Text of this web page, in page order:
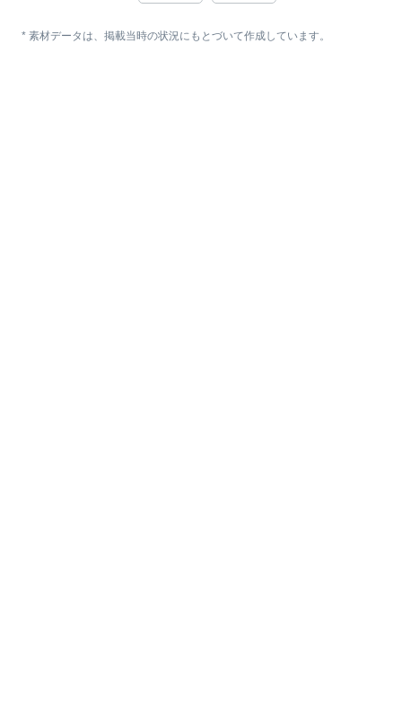
* 素材データは、掲載当時の状況にもとづいて作成しています。